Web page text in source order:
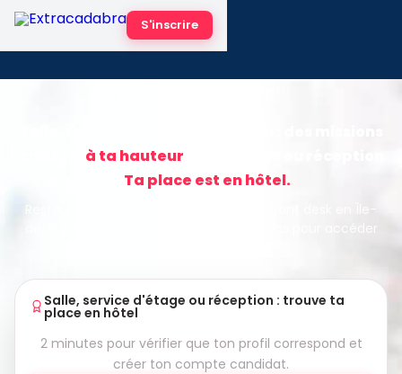
S'inscrire
à ta hauteur
Ta place est en hôtel.
Restaurants d'hôtels, housekeeping et front desk en Île-
Salle, service d'étage ou réception : trouve ta
place en hôtel
2 minutes pour vérifier que ton profil correspond et
créer ton compte candidat.